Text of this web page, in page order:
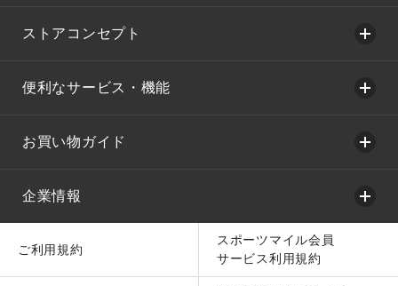
ストアコンセプト
便利なサービス・機能
お買い物ガイド
企業情報
ご利用規約
スポーツマイル会員
サービス利用規約